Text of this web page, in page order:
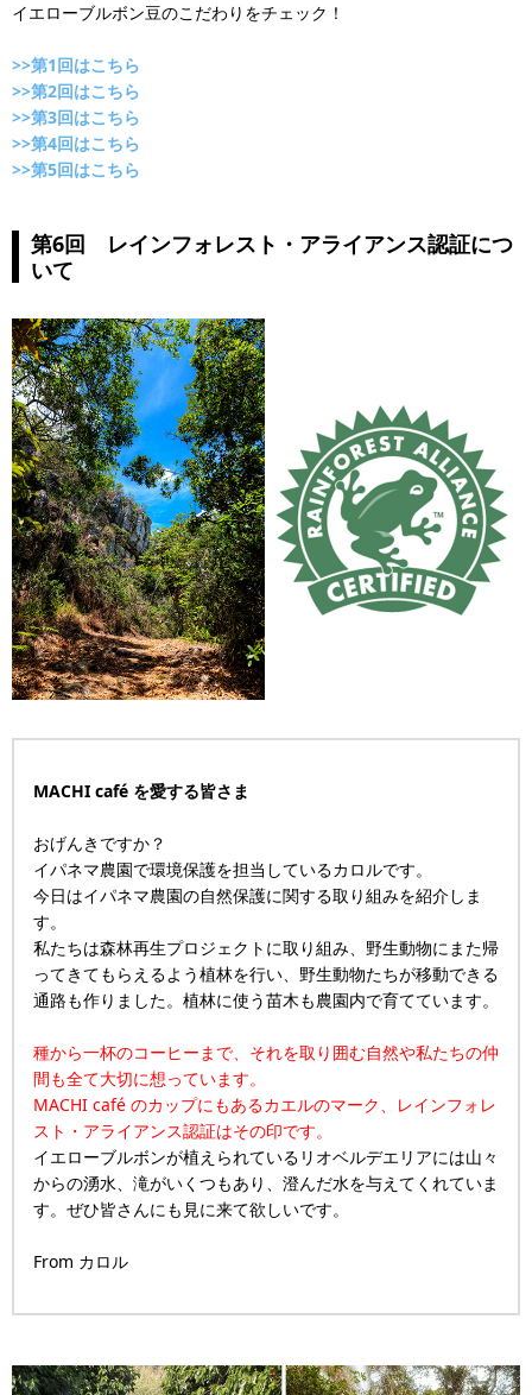
イエローブルボン豆のこだわりをチェック！
>>第1回はこちら
>>第2回はこちら
>>第3回はこちら
>>第4回はこちら
>>第5回はこちら
第6回 レインフォレスト・アライアンス認証につ
いて
MACHI café を愛する皆さま
おげんきですか？
イパネマ農園で環境保護を担当しているカロルです。
今日はイパネマ農園の自然保護に関する取り組みを紹介しま
す。
私たちは森林再生プロジェクトに取り組み、野生動物にまた帰
ってきてもらえるよう植林を行い、野生動物たちが移動できる
通路も作りました。植林に使う苗木も農園内で育てています。
種から一杯のコーヒーまで、それを取り囲む自然や私たちの仲
間も全て大切に想っています。
MACHI café のカップにもあるカエルのマーク、レインフォレ
スト・アライアンス認証はその印です。
イエローブルボンが植えられているリオベルデエリアには山々
からの湧水、滝がいくつもあり、澄んだ水を与えてくれていま
す。ぜひ皆さんにも見に来て欲しいです。
From カロル